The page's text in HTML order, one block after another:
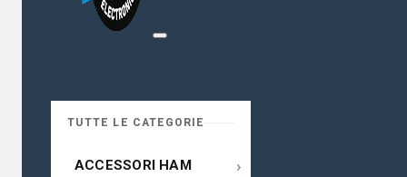
TUTTE LE CATEGORIE
ACCESSORI HAM ›